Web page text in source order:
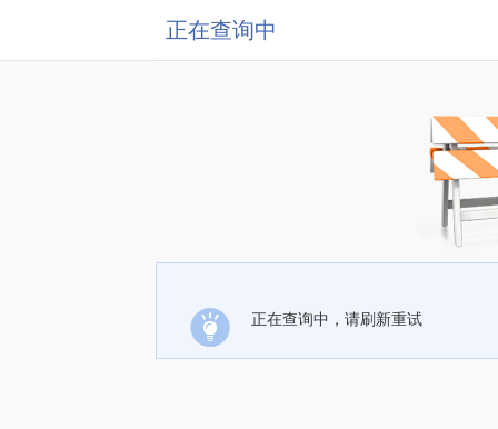
正在查询中
正在查询中，请刷新重试